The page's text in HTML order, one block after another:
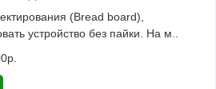
(Bread board),
устройство без пайки. На м..